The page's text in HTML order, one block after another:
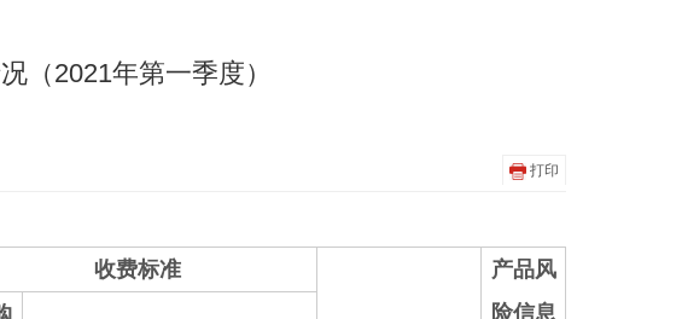
（2021年第一季度）
打印
收费标准
产品风
险信息